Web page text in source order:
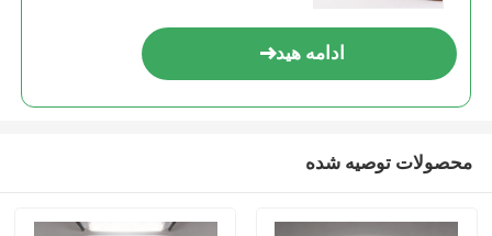
ادامه هید
محصولات توصیه شده